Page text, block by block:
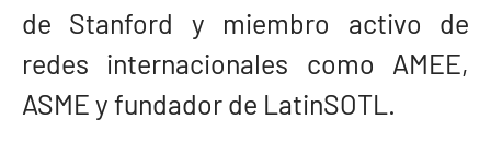
de Stanford y miembro activo de
redes internacionales como AMEE,
ASME y fundador de LatinSOTL.